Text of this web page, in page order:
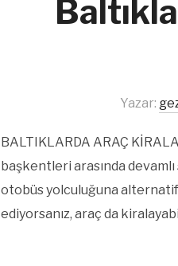
Yazar:
BALTIKLARDA ARAÇ
başkentleri arasında
otobüs yolculuğuna
ediyorsanız, araç da